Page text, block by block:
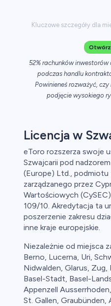
Kluczowe szczegóły dla
52% rachunków
podczas handlu
Powinieneś rozważyć,
podjęcie wysokiego
Licencja w
eToro rozszerza swoje
Szwajcarii pod
(Europe) Ltd.,
zarządzanego przez
Wartościowych
109/10. Akredytacja ta
poszerzenie zakresu
inne kraje europejskie.
Niezależnie od miejsca
Berno, Lucerna, Uri,
Nidwalden, Glarus, Zug,
Basel-Stadt, Basel-
Appenzell
St. Gallen, Graubünden,